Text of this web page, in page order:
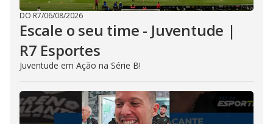
DO R7/06/08/2026
Escale o seu time - Juventude |
R7 Esportes
Juventude em Ação na Série B!